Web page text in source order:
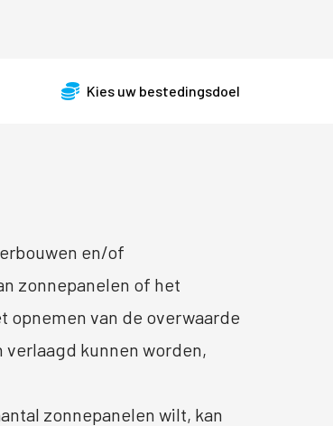
Kies uw bestedingsdoel
en/of
zonnepanelen of het
opnemen van de overwaarde
verlaagd kunnen worden,
zonnepanelen wilt, kan